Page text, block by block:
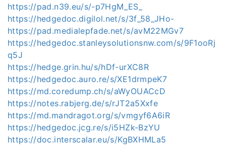
https://pad.n39.eu/s/-p7HgM_ES_
https://hedgedoc.digilol.net/s/3f_58_JHo-
https://pad.medialepfade.net/s/avM22MGv7
https://hedgedoc.stanleysolutionsnw.com/s/9F1ooRj
q5J
https://hedge.grin.hu/s/hDf-urXC8R
https://hedgedoc.auro.re/s/XE1drmpeK7
https://md.coredump.ch/s/aWyOUACcD
https://notes.rabjerg.de/s/rJT2a5Xxfe
https://md.mandragot.org/s/vmgyf6A6iR
https://hedgedoc.jcg.re/s/i5HZk-BzYU
https://doc.interscalar.eu/s/KgBXHMLa5